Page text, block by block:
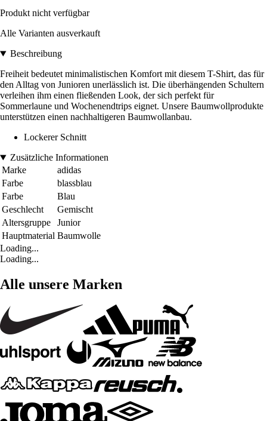
Produkt nicht verfügbar
Alle Varianten ausverkauft
Beschreibung
Freiheit bedeutet minimalistischen Komfort mit diesem T-Shirt, das für
den Alltag von Junioren unerlässlich ist. Die überhängenden Schultern
verleihen ihm einen fließenden Look, der sich perfekt für
Sommerlaune und Wochenendtrips eignet. Unsere Baumwollprodukte
unterstützen einen nachhaltigeren Baumwollanbau.
Lockerer Schnitt
Zusätzliche Informationen
Marke
adidas
Farbe
blassblau
Farbe
Blau
Geschlecht
Gemischt
Altersgruppe
Junior
Hauptmaterial Baumwolle
Loading...
Loading...
Alle unsere Marken